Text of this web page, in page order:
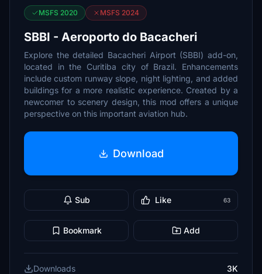
MSFS 2020 MSFS 2024
SBBI - Aeroporto do Bacacheri
Explore the detailed Bacacheri Airport (SBBI) add-on,
located in the Curitiba city of Brazil. Enhancements
include custom runway slope, night lighting, and added
buildings for a more realistic experience. Created by a
newcomer to scenery design, this mod offers a unique
perspective on this important aviation hub.
Download
Sub Like 63
Bookmark Add
Downloads
3K